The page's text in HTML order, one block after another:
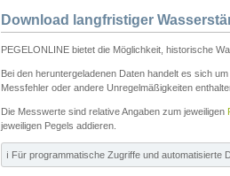
Download langfristiger
PEGELONLINE bietet die Möglichkeit, historische
Bei den heruntergeladenen Daten handelt es sich um
Messfehler oder andere Unregelmäßigkeiten
Die Messwerte sind relative Angaben zum jeweiligen
jeweiligen Pegels addieren.
ℹ️ Für programmatische Zugriffe und automatisierte